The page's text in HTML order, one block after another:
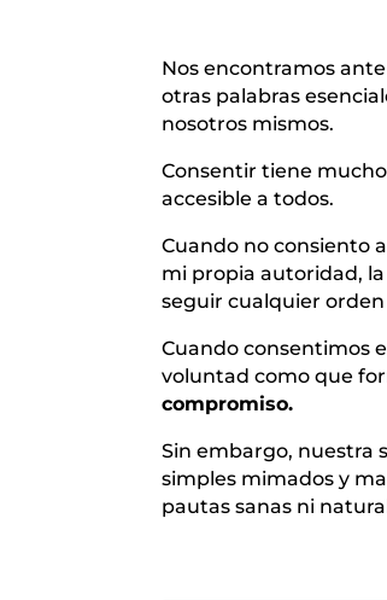
Nos encontramos
otras palabras
nosotros mismos.
Consentir tiene
accesible a todos.
Cuando no consiento
mi propia autoridad,
seguir cualquier
Cuando consentimos
voluntad como que
compromiso.
Sin embargo, nuestra
simples mimados y
pautas sanas ni